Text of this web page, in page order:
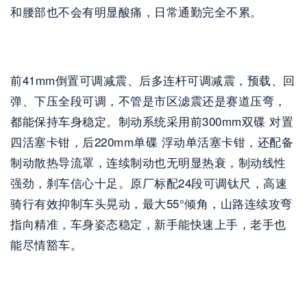
和腰部也不会有明显酸痛，日常通勤完全不累。
前41mm倒置可调减震、后多连杆可调减震，预载、回
弹、下压全段可调，不管是市区滤震还是赛道压弯，
都能保持车身稳定。制动系统采用前300mm双碟 对置
四活塞卡钳，后220mm单碟 浮动单活塞卡钳，还配备
制动散热导流罩，连续制动也无明显热衰，制动线性
强劲，刹车信心十足。原厂标配24段可调钛尺，高速
骑行有效抑制车头晃动，最大55°倾角，山路连续攻弯
指向精准，车身姿态稳定，新手能快速上手，老手也
能尽情豁车。